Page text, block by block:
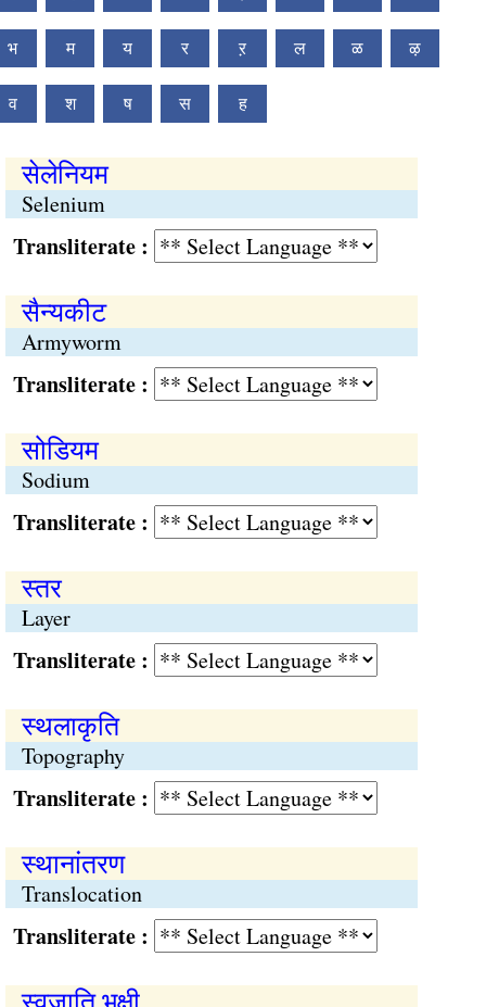
भ म य र ऱ ल ळ ऴ
व श ष स ह
सेलेनियम
Selenium
:
सैन्यकीट
Armyworm
:
सोडियम
Sodium
:
स्तर
Layer
:
स्थलाकृति
Topography
:
स्थानांतरण
Translocation
: